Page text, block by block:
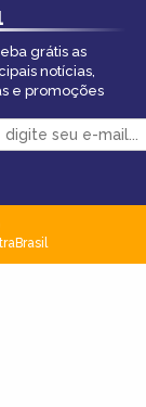
grátis as
notícias,
e promoções